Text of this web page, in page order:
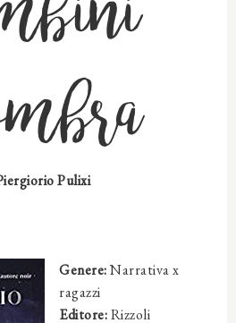
Pulixi
Genere:Narrativa x
ragazzi
Editore:Rizzoli